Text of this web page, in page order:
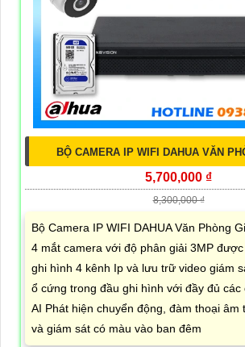
BỘ CAMERA IP WIFI DAHUA VĂN
5,700,000 ₫
8,300,000 ₫
Bộ Camera IP WIFI DAHUA Văn Phòng
4 mắt camera với độ phân giải 3MP
ghi hình 4 kênh Ip và lưu trữ video giám
ổ cứng trong đầu ghi hình với đầy đủ
AI Phát hiện chuyển động, đàm thoại âm
và giám sát có màu vào ban đêm